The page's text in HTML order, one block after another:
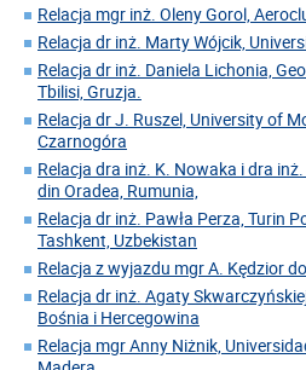
Relacja mgr inż. Oleny Gorol,
Relacja dr inż. Marty Wójcik,
Relacja dr inż. Daniela Lichonia,
Tbilisi, Gruzja.
Relacja dr J. Ruszel, University of
Czarnogóra
Relacja dra inż. K. Nowaka i dra
din Oradea, Rumunia,
Relacja dr inż. Pawła Perza, Turin
Tashkent, Uzbekistan
Relacja z wyjazdu mgr A. Kędzior
Relacja dr inż. Agaty
Bośnia i Hercegowina
Relacja mgr Anny Niżnik,